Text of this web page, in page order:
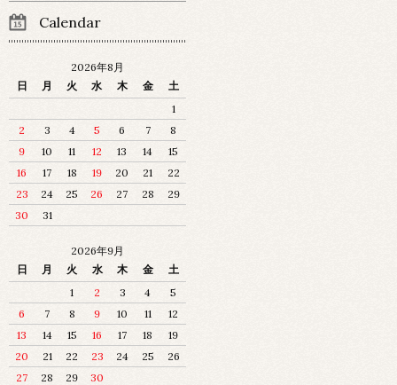
Calendar
2026年8月
日
月 火 水 木 金
土
1
2
3 4 5 6 7
8
9
10 11 12 13 14
15
16
17 18 19 20 21
22
23
24 25 26 27 28
29
30
31
2026年9月
日
月 火 水 木 金
土
1
2 3 4
5
6
7 8 9 10 11
12
13
14 15 16 17 18
19
20
21 22 23 24 25
26
27
28 29 30